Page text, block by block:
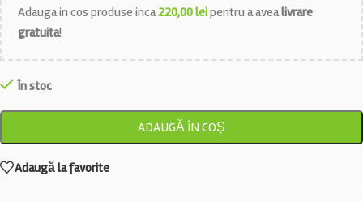
Adauga in cos produse inca220,00leipentru a avealivrare
gratuita!
În stoc
ADAUGĂ ÎN COȘ
Adaugă la favorite